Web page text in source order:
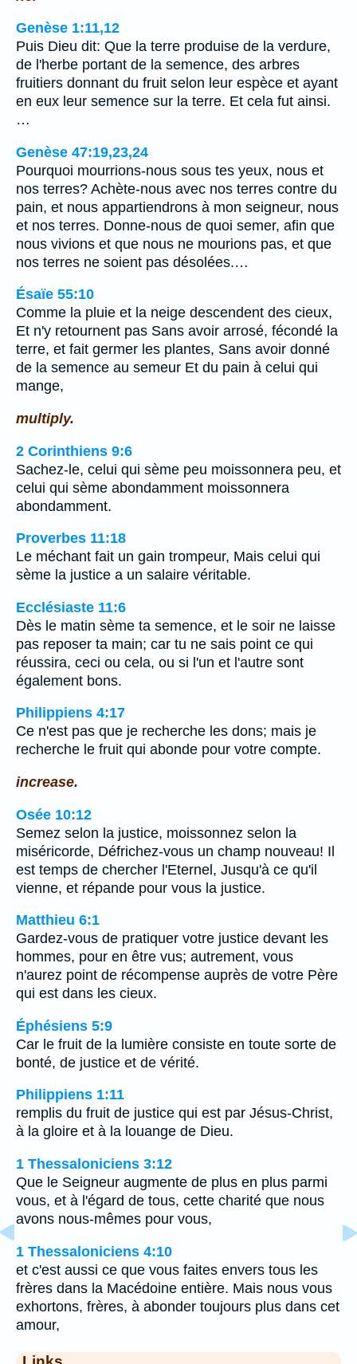
Genèse 1:11,12
Puis Dieu dit: Que la terre produise de la verdure,
de l'herbe portant de la semence, des arbres
fruitiers donnant du fruit selon leur espèce et ayant
en eux leur semence sur la terre. Et cela fut ainsi.
…
Genèse 47:19,23,24
Pourquoi mourrions-nous sous tes yeux, nous et
nos terres? Achète-nous avec nos terres contre du
pain, et nous appartiendrons à mon seigneur, nous
et nos terres. Donne-nous de quoi semer, afin que
nous vivions et que nous ne mourions pas, et que
nos terres ne soient pas désolées.…
Ésaïe 55:10
Comme la pluie et la neige descendent des cieux,
Et n'y retournent pas Sans avoir arrosé, fécondé la
terre, et fait germer les plantes, Sans avoir donné
de la semence au semeur Et du pain à celui qui
mange,
multiply.
2 Corinthiens 9:6
Sachez-le, celui qui sème peu moissonnera peu, et
celui qui sème abondamment moissonnera
abondamment.
Proverbes 11:18
Le méchant fait un gain trompeur, Mais celui qui
sème la justice a un salaire véritable.
Ecclésiaste 11:6
Dès le matin sème ta semence, et le soir ne laisse
pas reposer ta main; car tu ne sais point ce qui
réussira, ceci ou cela, ou si l'un et l'autre sont
également bons.
Philippiens 4:17
Ce n'est pas que je recherche les dons; mais je
recherche le fruit qui abonde pour votre compte.
increase.
Osée 10:12
Semez selon la justice, moissonnez selon la
miséricorde, Défrichez-vous un champ nouveau! Il
est temps de chercher l'Eternel, Jusqu'à ce qu'il
vienne, et répande pour vous la justice.
Matthieu 6:1
Gardez-vous de pratiquer votre justice devant les
hommes, pour en être vus; autrement, vous
n'aurez point de récompense auprès de votre Père
qui est dans les cieux.
Éphésiens 5:9
Car le fruit de la lumière consiste en toute sorte de
bonté, de justice et de vérité.
Philippiens 1:11
remplis du fruit de justice qui est par Jésus-Christ,
à la gloire et à la louange de Dieu.
1 Thessaloniciens 3:12
Que le Seigneur augmente de plus en plus parmi
vous, et à l'égard de tous, cette charité que nous
avons nous-mêmes pour vous,
1 Thessaloniciens 4:10
et c'est aussi ce que vous faites envers tous les
frères dans la Macédoine entière. Mais nous vous
exhortons, frères, à abonder toujours plus dans cet
amour,
Links